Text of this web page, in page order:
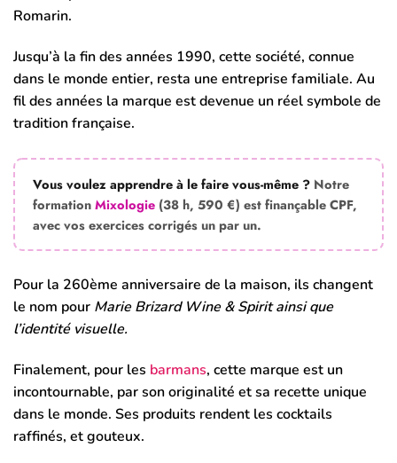
Romarin.
Jusqu’à la fin des années 1990, cette société, connue
dans le monde entier, resta une entreprise familiale. Au
fil des années la marque est devenue un réel symbole de
tradition française.
Vous voulez apprendre à le faire vous-même ? Notre
formationMixologie (38 h, 590 €) est finançable CPF,
avec vos exercices corrigés un par un.
Pour la 260ème anniversaire de la maison, ils changent
le nom pour Marie Brizard Wine & Spirit ainsi que
l’identité visuelle.
Finalement, pour les barmans, cette marque est un
incontournable, par son originalité et sa recette unique
dans le monde. Ses produits rendent les cocktails
raffinés, et gouteux.